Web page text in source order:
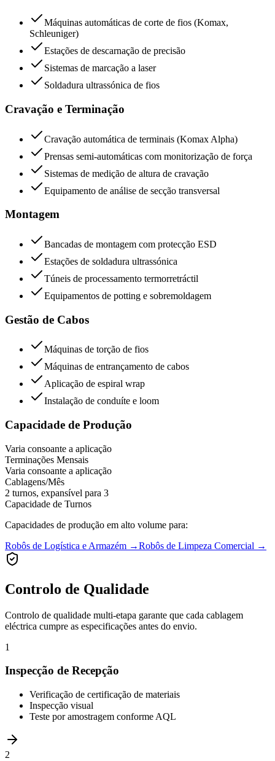
Máquinas automáticas de corte de fios (Komax,
Schleuniger)
Estações de descarnação de precisão
Sistemas de marcação a laser
Soldadura ultrassónica de fios
Cravação e Terminação
Cravação automática de terminais (Komax Alpha)
Prensas semi-automáticas com monitorização de força
Sistemas de medição de altura de cravação
Equipamento de análise de secção transversal
Montagem
Bancadas de montagem com protecção ESD
Estações de soldadura ultrassónica
Túneis de processamento termorretráctil
Equipamentos de potting e sobremoldagem
Gestão de Cabos
Máquinas de torção de fios
Máquinas de entrançamento de cabos
Aplicação de espiral wrap
Instalação de conduíte e loom
Capacidade de Produção
Varia consoante a aplicação
Terminações Mensais
Varia consoante a aplicação
Cablagens/Mês
2 turnos, expansível para 3
Capacidade de Turnos
Capacidades de produção em alto volume para:
Robôs de Logística e Armazém →Robôs de Limpeza Comercial →
Controlo de Qualidade
Controlo de qualidade multi-etapa garante que cada cablagem
eléctrica cumpre as especificações antes do envio.
1
Inspecção de Recepção
Verificação de certificação de materiais
Inspecção visual
Teste por amostragem conforme AQL
2